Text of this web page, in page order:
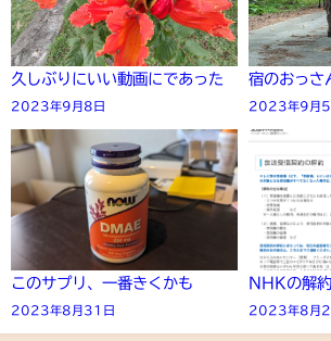
久しぶりにいい動画にであった
2023年9月8日
宿のおっさ
2023年9月5
このサプリ、一番きくかも
2023年8月31日
NHKの解
2023年8月